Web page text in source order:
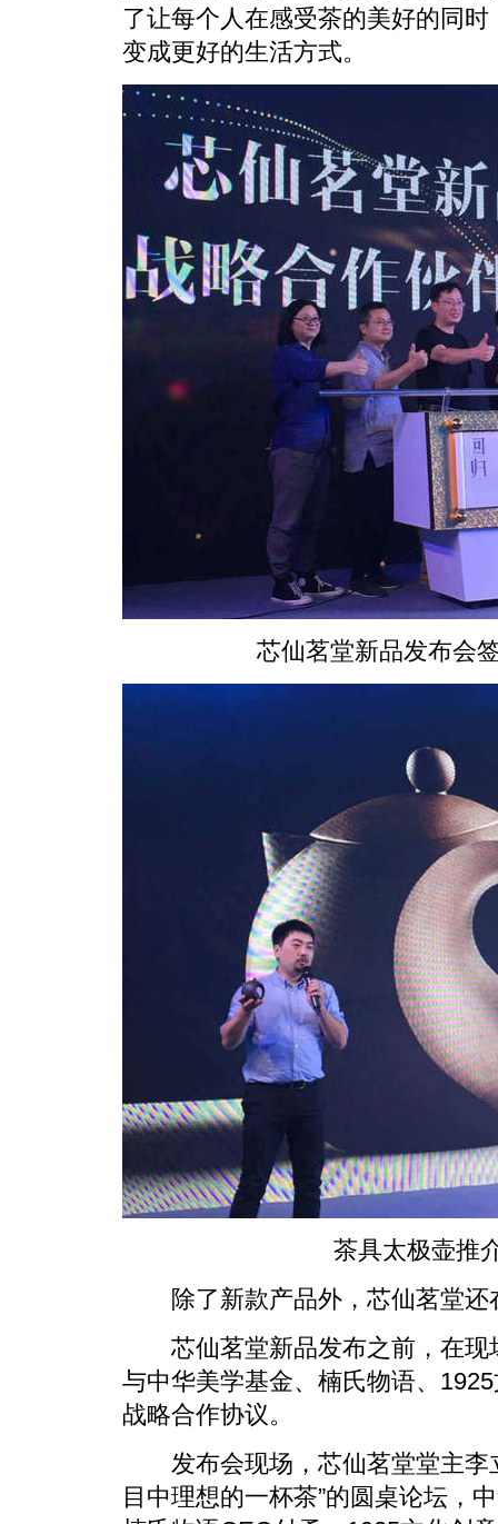
了让每个人在感受茶的美好的同
变成更好的生活方式。
芯仙茗堂新品发布会
茶具太极壶推
除了新款产品外，芯仙茗堂还
芯仙茗堂新品发布之前，在现
与中华美学基金、楠氏物语、
战略合作协议。
发布会现场，芯仙茗堂堂主李
目中理想的一杯茶”的圆桌论坛，